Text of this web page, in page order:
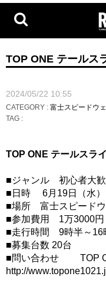
TOP ONE テールス
2024/05/22 10:55
CATEGORY : 富士スピードウ
TAG :
TOP ONE テールスラ
■ジャンル 初心者大
■日時 6月19日（水）
■場所 富士スピード
■参加費用 1万3000
■走行時間 9時半～16
■募集台数 20台
■問い合わせ TOP
http://